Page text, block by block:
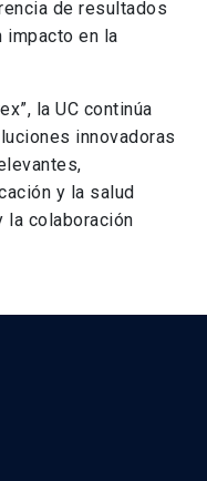
de resultados
en la
la UC continúa
innovadoras
y la salud
la colaboración